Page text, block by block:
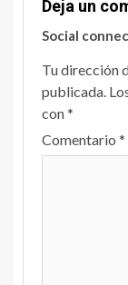
Deja un
Social
Tu dirección
publicada.
con*
Comentario *